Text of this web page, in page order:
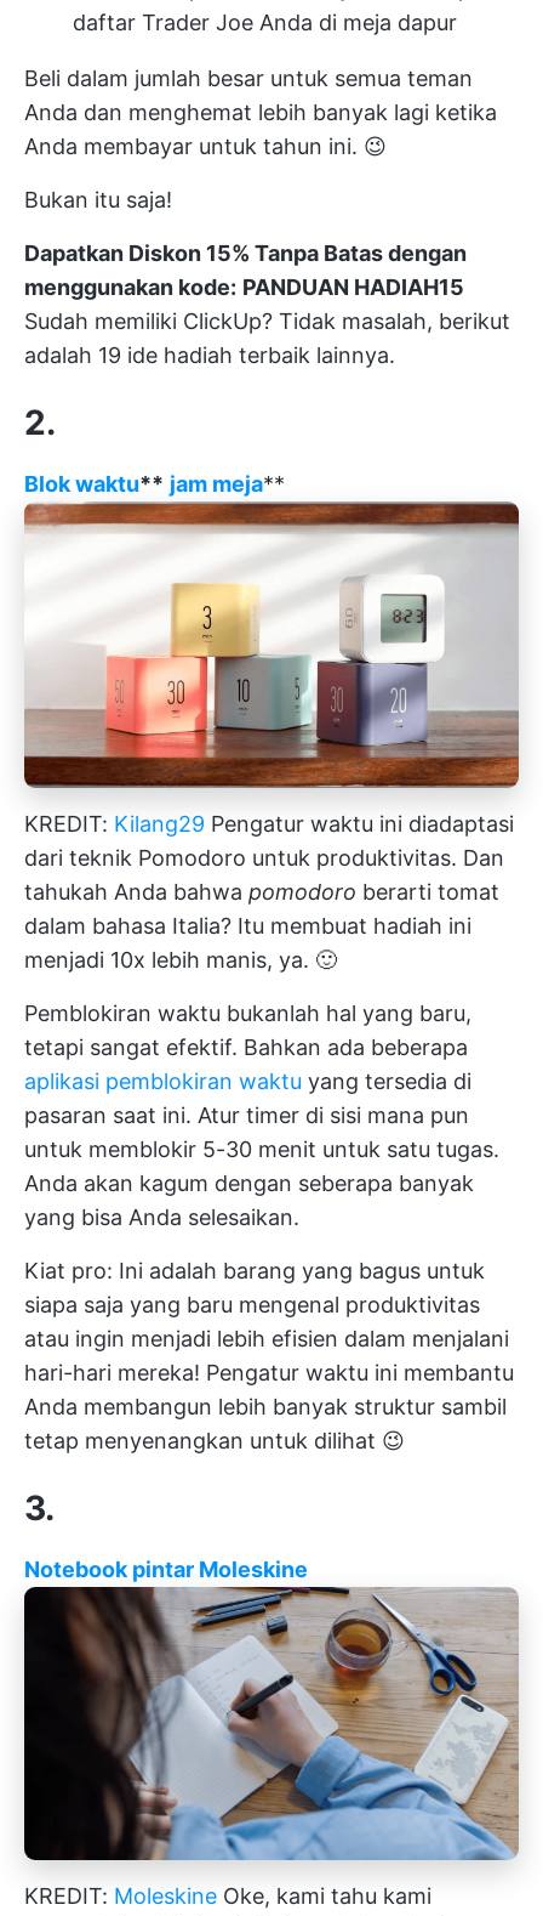
daftar Trader Joe Anda di meja dapur
Beli dalam jumlah besar untuk semua teman
Anda dan menghemat lebih banyak lagi ketika
Anda membayar untuk tahun ini. 😉
Bukan itu saja!
Dapatkan Diskon 15% Tanpa Batas dengan
menggunakan kode: PANDUAN HADIAH15
Sudah memiliki ClickUp? Tidak masalah, berikut
adalah 19 ide hadiah terbaik lainnya.
2.
Blok waktu** jam meja**
KREDIT: Kilang29 Pengatur waktu ini diadaptasi
dari teknik Pomodoro untuk produktivitas. Dan
tahukah Anda bahwa pomodoro berarti tomat
dalam bahasa Italia? Itu membuat hadiah ini
menjadi 10x lebih manis, ya. 🙂
Pemblokiran waktu bukanlah hal yang baru,
tetapi sangat efektif. Bahkan ada beberapa
aplikasi pemblokiran waktu yang tersedia di
pasaran saat ini. Atur timer di sisi mana pun
untuk memblokir 5-30 menit untuk satu tugas.
Anda akan kagum dengan seberapa banyak
yang bisa Anda selesaikan.
Kiat pro: Ini adalah barang yang bagus untuk
siapa saja yang baru mengenal produktivitas
atau ingin menjadi lebih efisien dalam menjalani
hari-hari mereka! Pengatur waktu ini membantu
Anda membangun lebih banyak struktur sambil
tetap menyenangkan untuk dilihat 😉
3.
Notebook pintar Moleskine
KREDIT: Moleskine Oke, kami tahu kami